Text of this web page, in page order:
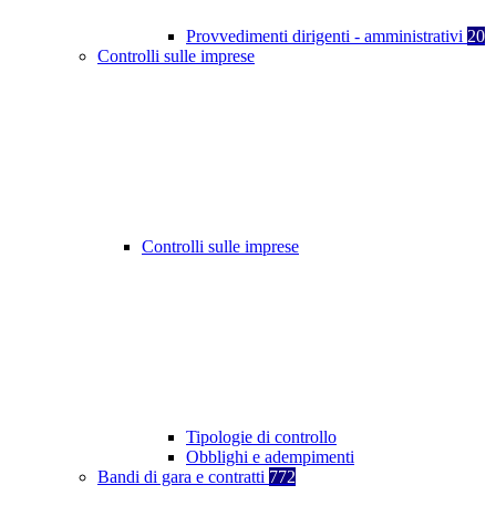
Provvedimenti dirigenti - amministrativi 20
Controlli sulle imprese
Controlli sulle imprese
Tipologie di controllo
Obblighi e adempimenti
Bandi di gara e contratti 772